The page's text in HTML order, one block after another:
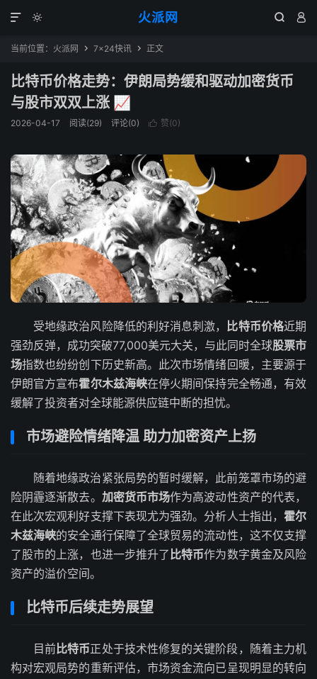
火派网
  

当前位置： 火派网  7×24快讯  正文
比特币价格走势：伊朗局势缓和驱动加密货币
与股市双双上涨 📈
2026-04-17 阅读(29) 评论(0)  赞(0)
受地缘政治风险降低的利好消息刺激， 比特币价格近期
强劲反弹，成功突破77,000美元大关，与此同时全球股票市
场指数也纷纷创下历史新高。此次市场情绪回暖，主要源于
伊朗官方宣布霍尔木兹海峡在停火期间保持完全畅通，有效
缓解了投资者对全球能源供应链中断的担忧。
市场避险情绪降温 助力加密资产上扬
随着地缘政治紧张局势的暂时缓解，此前笼罩市场的避
险阴霾逐渐散去。 加密货币市场作为高波动性资产的代表，
在此次宏观利好支撑下表现尤为强劲。分析人士指出， 霍尔
木兹海峡的安全通行保障了全球贸易的流动性，这不仅支撑
了股市的上涨，也进一步推升了比特币作为数字黄金及风险
资产的溢价空间。
比特币后续走势展望
目前比特币正处于技术性修复的关键阶段，随着主力机
构对宏观局势的重新评估，市场资金流向已呈现明显的转向